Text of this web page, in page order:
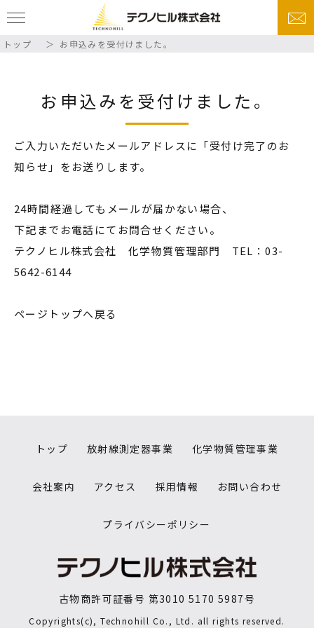
トップ お申込みを受付けました。
お申込みを受付けました。
ご⼊⼒いただいたメールアドレスに「受付け完了のお
知らせ」をお送りします。
24時間経過してもメールが届かない場合、
下記までお電話にてお問合せください。
テクノヒル株式会社 化学物質管理部門 TEL：03-
5642-6144
ページトップへ戻る
トップ 放射線測定器事業 化学物質管理事業
会社案内 アクセス 採用情報 お問い合わせ
プライバシーポリシー
古物商許可証番号 第3010 5170 5987号
Copyrights(c), Technohill Co., Ltd. all rights reserved.